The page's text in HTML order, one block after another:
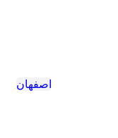
اصفهان